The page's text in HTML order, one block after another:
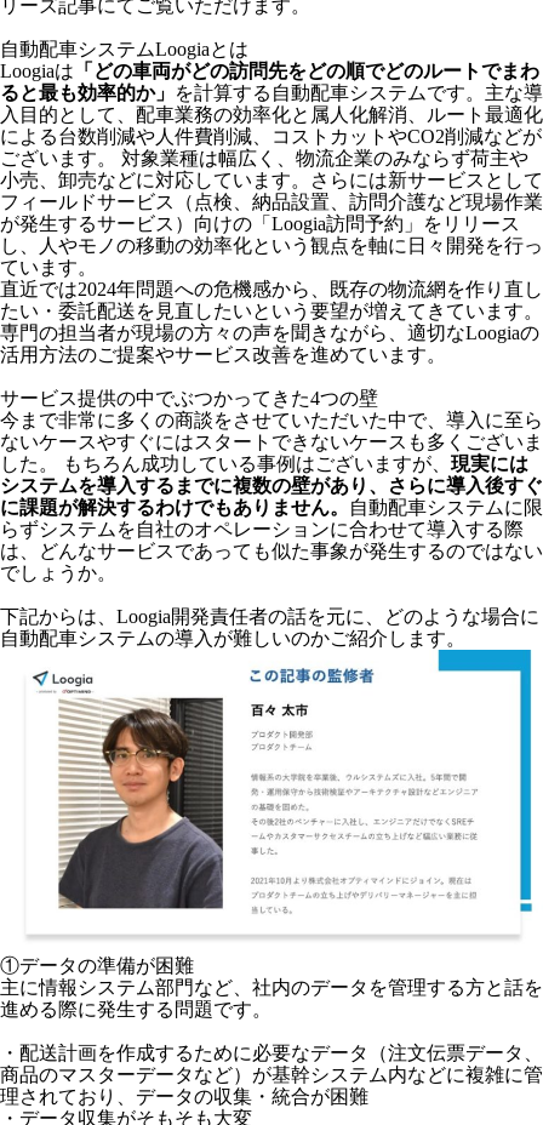
リーズ記事にてご覧いただけます。
自動配車システムLoogiaとは
Loogiaは 「どの車両がどの訪問先をどの順でどのルートでまわ
ると最も効率的か」 を計算する自動配車システムです。主な導
入目的として、配車業務の効率化と属人化解消、ルート最適化
による台数削減や人件費削減、コストカットやCO2削減などが
ございます。 対象業種は幅広く、物流企業のみならず荷主や
小売、卸売などに対応しています。さらには新サービスとして
フィールドサービス（点検、納品設置、訪問介護など現場作業
が発生するサービス）向けの「Loogia訪問予約」をリリース
し、人やモノの移動の効率化という観点を軸に日々開発を行っ
ています。
直近では2024年問題への危機感から、既存の物流網を作り直し
たい・委託配送を見直したいという要望が増えてきています。
専門の担当者が現場の方々の声を聞きながら、適切なLoogiaの
活用方法のご提案やサービス改善を進めています。
サービス提供の中でぶつかってきた4つの壁
今まで非常に多くの商談をさせていただいた中で、導入に至ら
ないケースやすぐにはスタートできないケースも多くございま
した。 もちろん成功している事例はございますが、 現実には
システムを導入するまでに複数の壁があり、さらに導入後すぐ
に課題が解決するわけでもありません。
自動配車システムに限
らずシステムを自社のオペレーションに合わせて導入する際
は、どんなサービスであっても似た事象が発生するのではない
でしょうか。
下記からは、Loogia開発責任者の話を元に、どのような場合に
自動配車システムの導入が難しいのかご紹介します。
①データの準備が困難
主に情報システム部門など、社内のデータを管理する方と話を
進める際に発生する問題です。
・配送計画を作成するために必要なデータ（注文伝票データ、
商品のマスターデータなど）が基幹システム内などに複雑に管
理されており、データの収集・統合が困難
・データ収集がそもそも大変